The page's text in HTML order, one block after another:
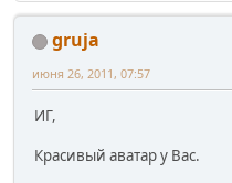
gruja
июня 26, 2011, 07:57
ИГ,
Красивый аватар у Вас.